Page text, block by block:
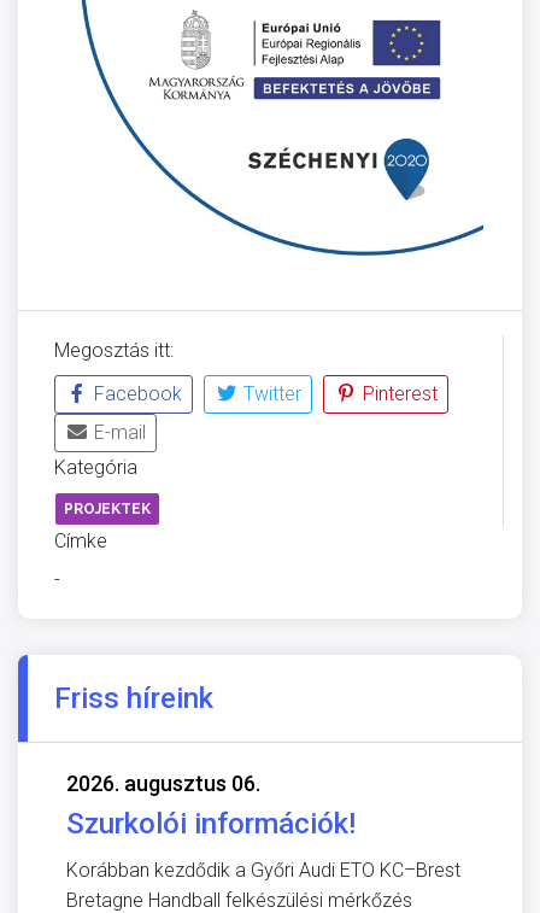
Megosztás itt:
Facebook
Twitter
Pinterest
E-mail
Kategória
PROJEKTEK
Címke
-
Friss híreink
2026. augusztus 06.
Szurkolói információk!
Korábban kezdődik a Győri Audi ETO KC–Brest
Bretagne Handball felkészülési mérkőzés